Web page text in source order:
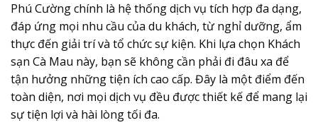
Phú Cường chính là hệ thống dịch vụ tích hợp đa dạng,
đáp ứng mọi nhu cầu của du khách, từ nghỉ dưỡng, ẩm
thực đến giải trí và tổ chức sự kiện. Khi lựa chọn Khách
sạn Cà Mau này, bạn sẽ không cần phải đi đâu xa để
tận hưởng những tiện ích cao cấp. Đây là một điểm đến
toàn diện, nơi mọi dịch vụ đều được thiết kế để mang lại
sự tiện lợi và hài lòng tối đa.